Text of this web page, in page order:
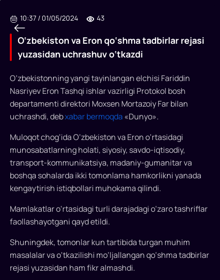
O‘zbekiston
Eron
qo‘shma
tadbirlar
rejasi
yuzasidan
uchrashuv
o‘tkazdi
O‘zbekiston
10:37 / 01/05/2024 43
O‘zbekiston va Eron qo‘shma tadbirlar rejasi
yuzasidan uchrashuv o‘tkazdi
O‘zbekistonning yangi tayinlangan elchisi Fariddin
Nasriyev Eron Tashqi ishlar vazirligi Protokol bosh
departamenti direktori Moxsen Mortazoiy Far bilan
uchrashdi, debxabar bermoqda «Dunyo».
Muloqot chog‘ida O‘zbekiston va Eron o‘rtasidagi
munosabatlarning holati, siyosiy, savdo-iqtisodiy,
transport-kommunikatsiya, madaniy-gumanitar va
boshqa sohalarda ikki tomonlama hamkorlikni yanada
kengaytirish istiqbollari muhokama qilindi.
Mamlakatlar o‘rtasidagi turli darajadagi o‘zaro tashriflar
faollashayotgani qayd etildi.
Shuningdek, tomonlar kun tartibida turgan muhim
masalalar va o‘tkazilishi mo‘ljallangan qo‘shma tadbirlar
rejasi yuzasidan ham fikr almashdi.